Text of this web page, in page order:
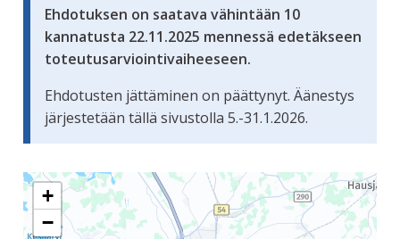
Ehdotuksen on saatava vähintään 10
kannatusta 22.11.2025 mennessä edetäkseen
toteutusarviointivaiheeseen.
Ehdotusten jättäminen on päättynyt. Äänestys
järjestetään tällä sivustolla 5.-31.1.2026.
Seuraavassa elementissä on kartta, joka esittää
+
−